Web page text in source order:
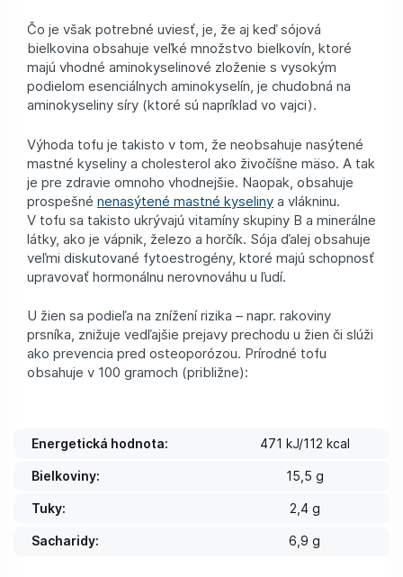
Čo je však potrebné uviesť, je, že aj keď sójová
bielkovina obsahuje veľké množstvo bielkovín, ktoré
majú vhodné aminokyselinové zloženie s vysokým
podielom esenciálnych aminokyselín, je chudobná na
aminokyseliny síry (ktoré sú napríklad vo vajci).
Výhoda tofu je takisto v tom, že neobsahuje nasýtené
mastné kyseliny a cholesterol ako živočíšne mäso. A tak
je pre zdravie omnoho vhodnejšie. Naopak, obsahuje
prospešné nenasýtené mastné kyseliny a vlákninu.
V tofu sa takisto ukrývajú vitamíny skupiny B a minerálne
látky, ako je vápnik, železo a horčík. Sója ďalej obsahuje
veľmi diskutované fytoestrogény, ktoré majú schopnosť
upravovať hormonálnu nerovnováhu u ľudí.
U žien sa podieľa na znížení rizika – napr. rakoviny
prsníka, znižuje vedľajšie prejavy prechodu u žien či slúži
ako prevencia pred osteoporózou. Prírodné tofu
obsahuje v 100 gramoch (približne):
Energetická hodnota:
471 kJ/112 kcal
Bielkoviny:
15,5 g
Tuky:
2,4 g
Sacharidy:
6,9 g